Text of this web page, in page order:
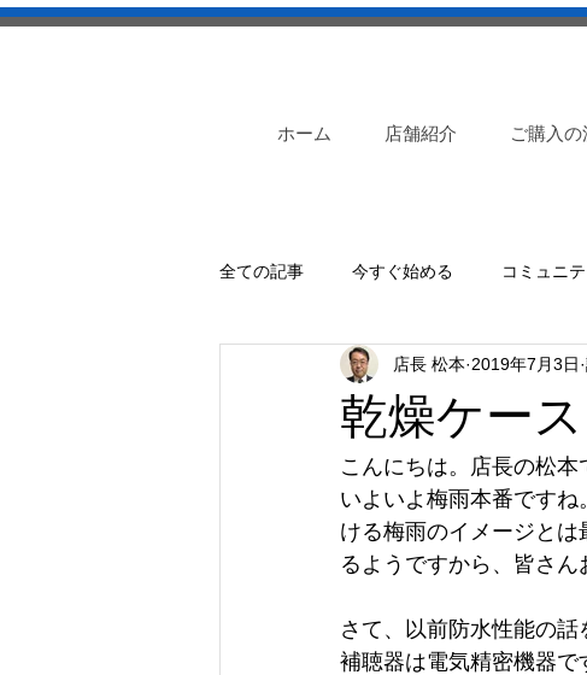
ホーム 店舗紹介 ご購入の
全ての記事 今すぐ始める コミュニテ
乾燥ケース
店長 松本 2019年7月3日
こんにちは。店長の松本
いよいよ梅雨本番です
ける梅雨のイメージと
るようですから、皆さん
さて、以前防水性能の話
補聴器は電気精密機器